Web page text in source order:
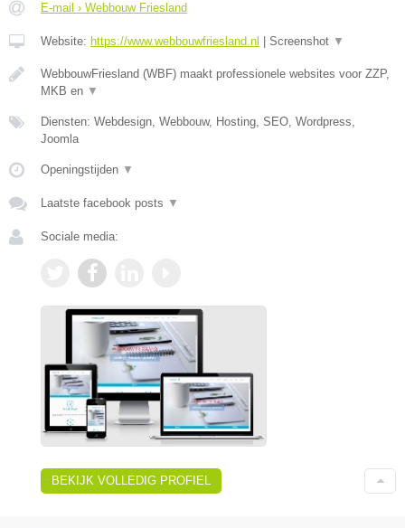
E-mail › Webbouw Friesland
Website: https://www.webbouwfriesland.nl Screenshot ▼
WebbouwFriesland (WBF) maakt professionele websites voor ZZP,
MKB en ▼
Diensten: Webdesign, Webbouw, Hosting, SEO, Wordpress,
Joomla
Openingstijden ▼
Laatste facebook posts ▼
Sociale media:
BEKIJK VOLLEDIG PROFIEL